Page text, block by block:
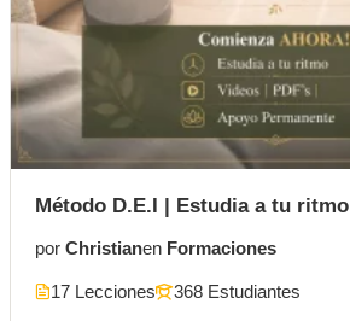
Método D.E.I | Estudia a tu ritmo
por Christianen Formaciones
17 Lecciones 368 Estudiantes